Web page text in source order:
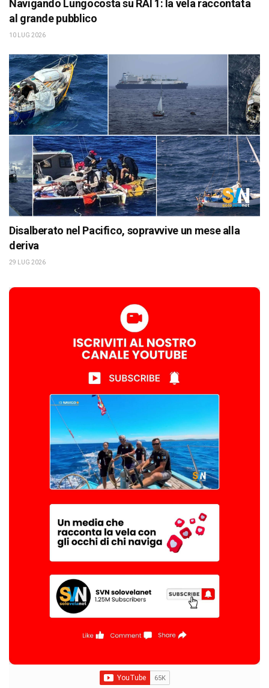
Navigando Lungocosta su RAI 1: la vela raccontata
al grande pubblico
10 LUG 2026
Disalberato nel Pacifico, sopravvive un mese alla
deriva
29 LUG 2026